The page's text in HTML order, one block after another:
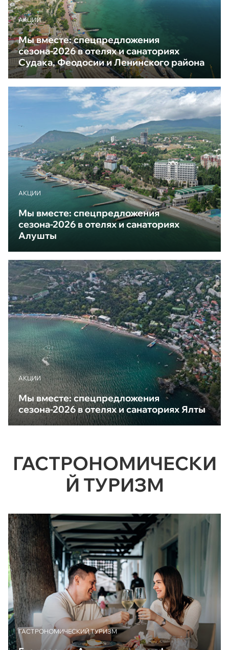
АКЦИИ
Мы вместе: спецпредложения
сезона-2026 в отелях и санаториях
Судака, Феодосии и Ленинского района
АКЦИИ
Мы вместе: спецпредложения
сезона-2026 в отелях и санаториях
Алушты
АКЦИИ
Мы вместе: спецпредложения
сезона-2026 в отелях и санаториях Ялты
ГАСТРОНОМИЧЕСКИ
Й ТУРИЗМ
ГАСТРОНОМИЧЕСКИЙ ТУРИЗМ